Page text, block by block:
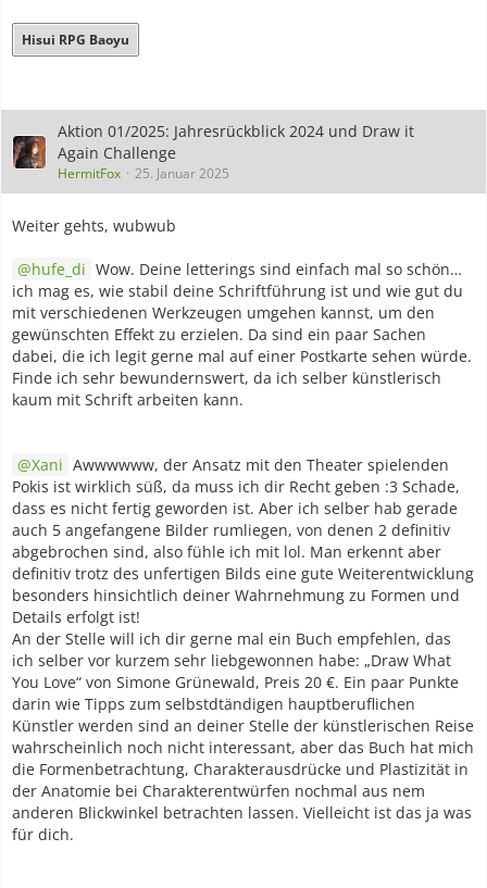
Hisui RPG Baoyu
Aktion 01/2025: Jahresrückblick 2024 und Draw it
Again Challenge
HermitFox 25. Januar 2025
Weiter gehts, wubwub
hufe_di Wow. Deine letterings sind einfach mal so schön…
ich mag es, wie stabil deine Schriftführung ist und wie gut du
mit verschiedenen Werkzeugen umgehen kannst, um den
gewünschten Effekt zu erzielen. Da sind ein paar Sachen
dabei, die ich legit gerne mal auf einer Postkarte sehen würde.
Finde ich sehr bewundernswert, da ich selber künstlerisch
kaum mit Schrift arbeiten kann.
Xani Awwwwww, der Ansatz mit den Theater spielenden
Pokis ist wirklich süß, da muss ich dir Recht geben :3 Schade,
dass es nicht fertig geworden ist. Aber ich selber hab gerade
auch 5 angefangene Bilder rumliegen, von denen 2 definitiv
abgebrochen sind, also fühle ich mit lol. Man erkennt aber
definitiv trotz des unfertigen Bilds eine gute Weiterentwicklung
besonders hinsichtlich deiner Wahrnehmung zu Formen und
Details erfolgt ist!
An der Stelle will ich dir gerne mal ein Buch empfehlen, das
ich selber vor kurzem sehr liebgewonnen habe: „Draw What
You Love“ von Simone Grünewald, Preis 20 €. Ein paar Punkte
darin wie Tipps zum selbstdtändigen hauptberuflichen
Künstler werden sind an deiner Stelle der künstlerischen Reise
wahrscheinlich noch nicht interessant, aber das Buch hat mich
die Formenbetrachtung, Charakterausdrücke und Plastizität in
der Anatomie bei Charakterentwürfen nochmal aus nem
anderen Blickwinkel betrachten lassen. Vielleicht ist das ja was
für dich.